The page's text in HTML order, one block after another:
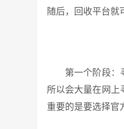
随后，回收平台就
第一个阶段：寻
所以会大量在网上
重要的是要选择官